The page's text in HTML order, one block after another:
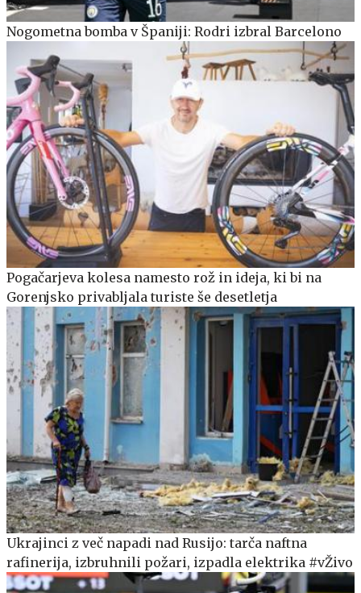
Nogometna bomba v Španiji: Rodri izbral Barcelono
Pogačarjeva kolesa namesto rož in ideja, ki bi na
Gorenjsko privabljala turiste še desetletja
Ukrajinci z več napadi nad Rusijo: tarča naftna
rafinerija, izbruhnili požari, izpadla elektrika #vŽivo